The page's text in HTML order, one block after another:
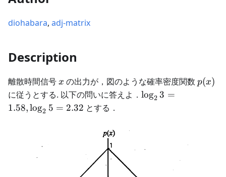
diohabara, adj-matrix
Description
離散時間信号 x
x の出力が，図のような確率密度関数 p(x)
p(x)
に従うとする. 以下の問いに答えよ． \log_23
log2 3 =
1.58,log2 5 = 2.32 とする．